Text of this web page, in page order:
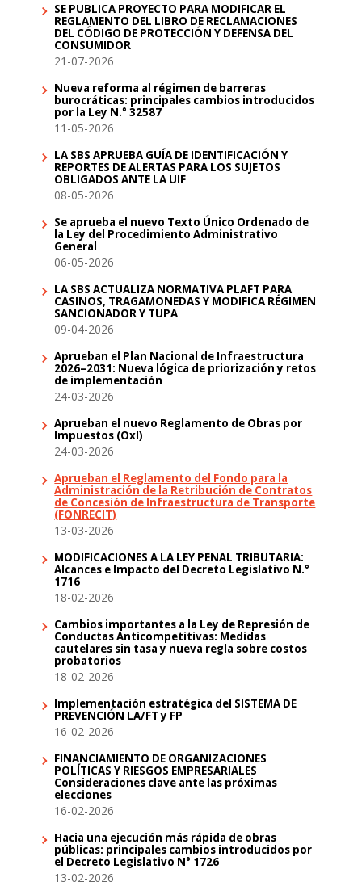
SE PUBLICA PROYECTO PARA MODIFICAR EL
REGLAMENTO DEL LIBRO DE RECLAMACIONES
DEL CÓDIGO DE PROTECCIÓN Y DEFENSA DEL
CONSUMIDOR
21-07-2026
Nueva reforma al régimen de barreras
burocráticas: principales cambios introducidos
por la Ley N.° 32587
11-05-2026
LA SBS APRUEBA GUÍA DE IDENTIFICACIÓN Y
REPORTES DE ALERTAS PARA LOS SUJETOS
OBLIGADOS ANTE LA UIF
08-05-2026
Se aprueba el nuevo Texto Único Ordenado de
la Ley del Procedimiento Administrativo
General
06-05-2026
LA SBS ACTUALIZA NORMATIVA PLAFT PARA
CASINOS, TRAGAMONEDAS Y MODIFICA RÉGIMEN
SANCIONADOR Y TUPA
09-04-2026
Aprueban el Plan Nacional de Infraestructura
2026–2031: Nueva lógica de priorización y retos
de implementación
24-03-2026
Aprueban el nuevo Reglamento de Obras por
Impuestos (OxI)
24-03-2026
Aprueban el Reglamento del Fondo para la
Administración de la Retribución de Contratos
de Concesión de Infraestructura de Transporte
(FONRECIT)
13-03-2026
MODIFICACIONES A LA LEY PENAL TRIBUTARIA:
Alcances e Impacto del Decreto Legislativo N.°
1716
18-02-2026
Cambios importantes a la Ley de Represión de
Conductas Anticompetitivas: Medidas
cautelares sin tasa y nueva regla sobre costos
probatorios
18-02-2026
Implementación estratégica del SISTEMA DE
PREVENCIÓN LA/FT y FP
16-02-2026
FINANCIAMIENTO DE ORGANIZACIONES
POLÍTICAS Y RIESGOS EMPRESARIALES
Consideraciones clave ante las próximas
elecciones
16-02-2026
Hacia una ejecución más rápida de obras
públicas: principales cambios introducidos por
el Decreto Legislativo N° 1726
13-02-2026